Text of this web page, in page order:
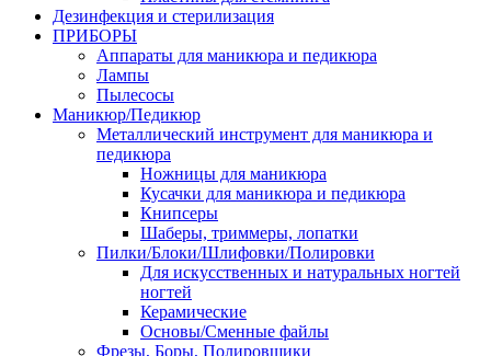
Дезинфекция и стерилизация
ПРИБОРЫ
Аппараты для маникюра и педикюра
Лампы
Пылесосы
Маникюр/Педикюр
Металлический инструмент для маникюра и
педикюра
Ножницы для маникюра
Кусачки для маникюра и педикюра
Книпсеры
Шаберы, триммеры, лопатки
Пилки/Блоки/Шлифовки/Полировки
Для искусственных и натуральных ногтей
ногтей
Керамические
Основы/Сменные файлы
Фрезы, Боры, Полировщики